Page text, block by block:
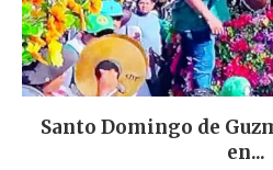
Santo Domingo de
en...